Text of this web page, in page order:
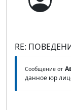
RE:
Сообщение от
данное юр